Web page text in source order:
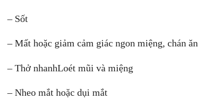
– Sốt
– Mất hoặc giảm cảm giác ngon miệng, chán ăn
– Thở nhanhLoét mũi và miệng
– Nheo mắt hoặc dụi mắt